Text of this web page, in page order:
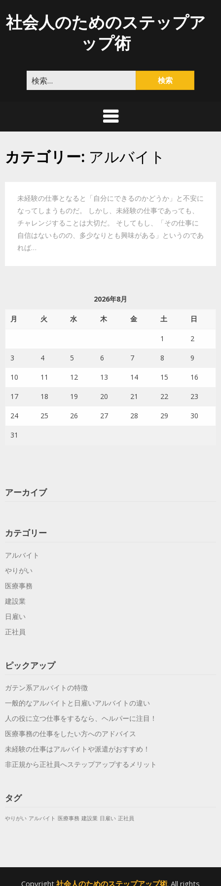
to
content
社会人のためのステップア
ップ術
索:
カテゴリー: アルバイト
未経験の仕事となると「自分にできるのかどうか」と不安に
なってしまうものだ。 しかし、未経験の仕事であっても、
チャレンジすることは大切だ。 そしてもし、「その仕事に
自信はないものの、多少なりとも興味がある」というのであ
れば…
2026年8月
月 火 水 木 金 土 日
1 2
3 4 5 6 7 8 9
10 11 12 13 14 15 16
17 18 19 20 21 22 23
24 25 26 27 28 29 30
31
アーカイブ
カテゴリー
アルバイト
やりがい
医療事務
建設業
日雇い
正社員
ピックアップ
ガテン系アルバイトの特徴
一般的なアルバイトと日雇いアルバイトの違い
人の役に立つ仕事をするなら、ヘルパーに注目！
医療事務の仕事をしたい方へのアドバイス
未経験の仕事はアルバイトや派遣がおすすめ！
非正規から正社員へステップアップするメリット
タグ
やりがい アルバイト 医療事務 建設業 日雇い 正社員
Copyright 社会人のためのステップアップ術. All rights